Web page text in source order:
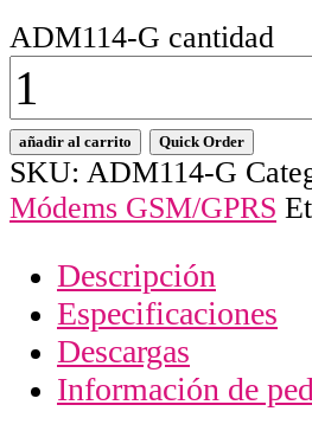
ADM114-G cantidad
añadir al carrito Quick Order
SKU: ADM114-G
Módems GSM/GPRS
Descripción
Especificaciones
Descargas
Información de